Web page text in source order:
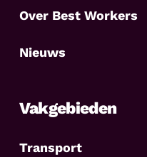
Over Best Workers
Nieuws
Vakgebieden
Transport